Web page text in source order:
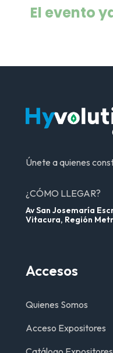
Únete a quienes
¿CÓMO LLEGAR?
Av San Josemaría
Vitacura, Región
Accesos
Quienes Somos
Acceso Expositores